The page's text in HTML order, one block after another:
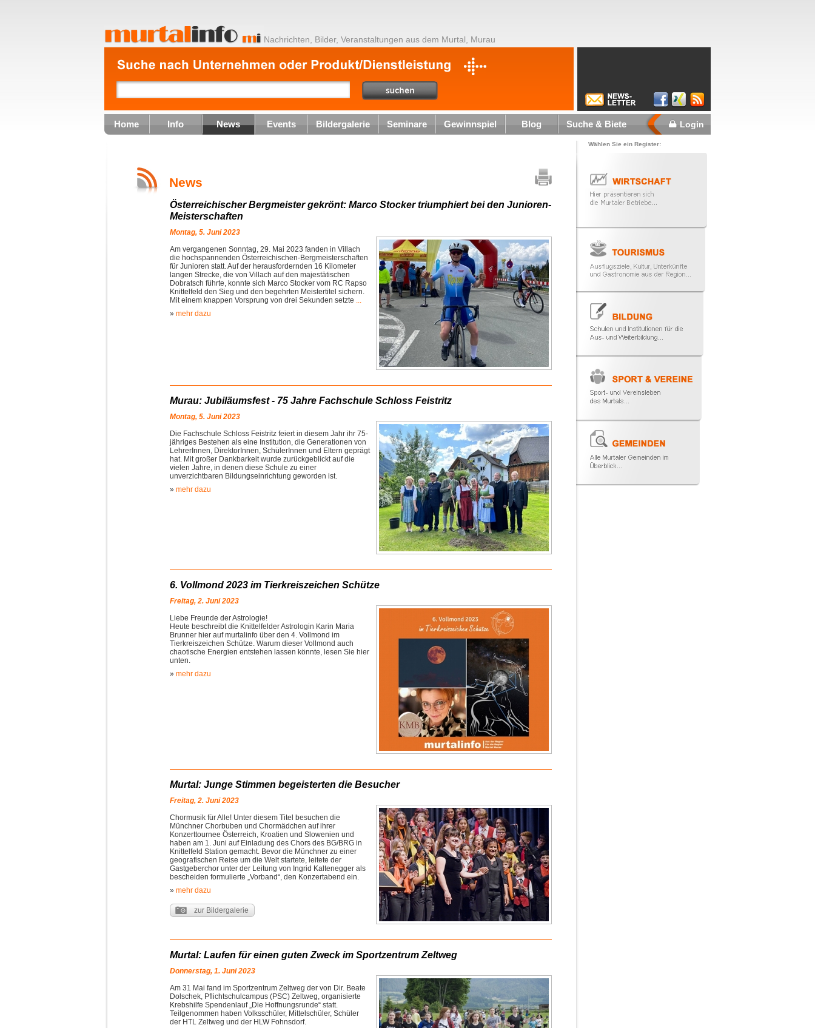
Nachrichten, Bilder, Veranstaltungen aus dem Murtal, Murau
Home Info News Events Bildergalerie Seminare Gewinnspiel Blog Suche & Biete Login
News
Österreichischer Bergmeister gekrönt: Marco Stocker triumphiert bei den Junioren-
Meisterschaften
Montag, 5. Juni 2023
Am vergangenen Sonntag, 29. Mai 2023 fanden in Villach
die hochspannenden Österreichischen-Bergmeisterschaften
für Junioren statt. Auf der herausfordernden 16 Kilometer
langen Strecke, die von Villach auf den majestätischen
Dobratsch führte, konnte sich Marco Stocker vom RC Rapso
Knittelfeld den Sieg und den begehrten Meistertitel sichern.
Mit einem knappen Vorsprung von drei Sekunden setzte ...
» mehr dazu
Murau: Jubiläumsfest - 75 Jahre Fachschule Schloss Feistritz
Montag, 5. Juni 2023
Die Fachschule Schloss Feistritz feiert in diesem Jahr ihr 75-
jähriges Bestehen als eine Institution, die Generationen von
LehrerInnen, DirektorInnen, SchülerInnen und Eltern geprägt
hat. Mit großer Dankbarkeit wurde zurückgeblickt auf die
vielen Jahre, in denen diese Schule zu einer
unverzichtbaren Bildungseinrichtung geworden ist.
» mehr dazu
6. Vollmond 2023 im Tierkreiszeichen Schütze
Freitag, 2. Juni 2023
Liebe Freunde der Astrologie!
Heute beschreibt die Knittelfelder Astrologin Karin Maria
Brunner hier auf murtalinfo über den 4. Vollmond im
Tierkreiszeichen Schütze. Warum dieser Vollmond auch
chaotische Energien entstehen lassen könnte, lesen Sie hier
unten.
» mehr dazu
Murtal: Junge Stimmen begeisterten die Besucher
Freitag, 2. Juni 2023
Chormusik für Alle! Unter diesem Titel besuchen die
Münchner Chorbuben und Chormädchen auf ihrer
Konzerttournee Österreich, Kroatien und Slowenien und
haben am 1. Juni auf Einladung des Chors des BG/BRG in
Knittelfeld Station gemacht. Bevor die Münchner zu einer
geografischen Reise um die Welt startete, leitete der
Gastgeberchor unter der Leitung von Ingrid Kaltenegger als
bescheiden formulierte „Vorband“, den Konzertabend ein.
» mehr dazu
zur Bildergalerie
Murtal: Laufen für einen guten Zweck im Sportzentrum Zeltweg
Donnerstag, 1. Juni 2023
Am 31 Mai fand im Sportzentrum Zeltweg der von Dir. Beate
Dolschek, Pflichtschulcampus (PSC) Zeltweg, organisierte
Krebshilfe Spendenlauf „Die Hoffnungsrunde“ statt.
Teilgenommen haben Volksschüler, Mittelschüler, Schüler
der HTL Zeltweg und der HLW Fohnsdorf.
Wählen Sie ein Register: